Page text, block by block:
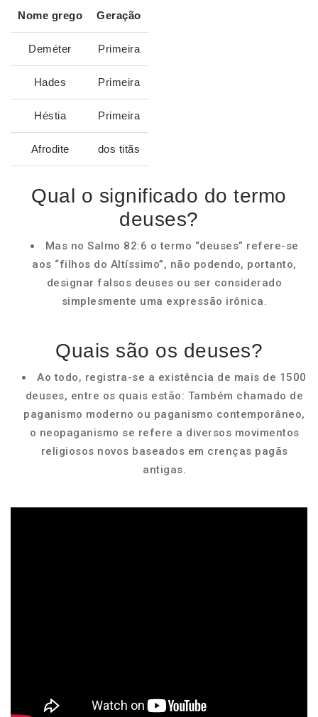
Nome grego Geração
Deméter Primeira
Hades Primeira
Héstia Primeira
Afrodite dos titãs
Qual o significado do termo
deuses?
Mas no Salmo 82:6 o termo “deuses” refere-se
aos “filhos do Altíssimo”, não podendo, portanto,
designar falsos deuses ou ser considerado
simplesmente uma expressão irônica.
Quais são os deuses?
Ao todo, registra-se a existência de mais de 1500
deuses, entre os quais estão: Também chamado de
paganismo moderno ou paganismo contemporâneo,
o neopaganismo se refere a diversos movimentos
religiosos novos baseados em crenças pagãs
antigas.